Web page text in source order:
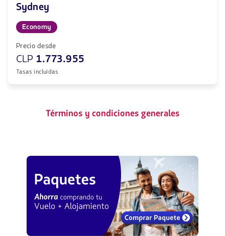
Sydney
Economy
Precio desde
CLP 1.773.955
Tasas incluidas
Términos y condiciones generales